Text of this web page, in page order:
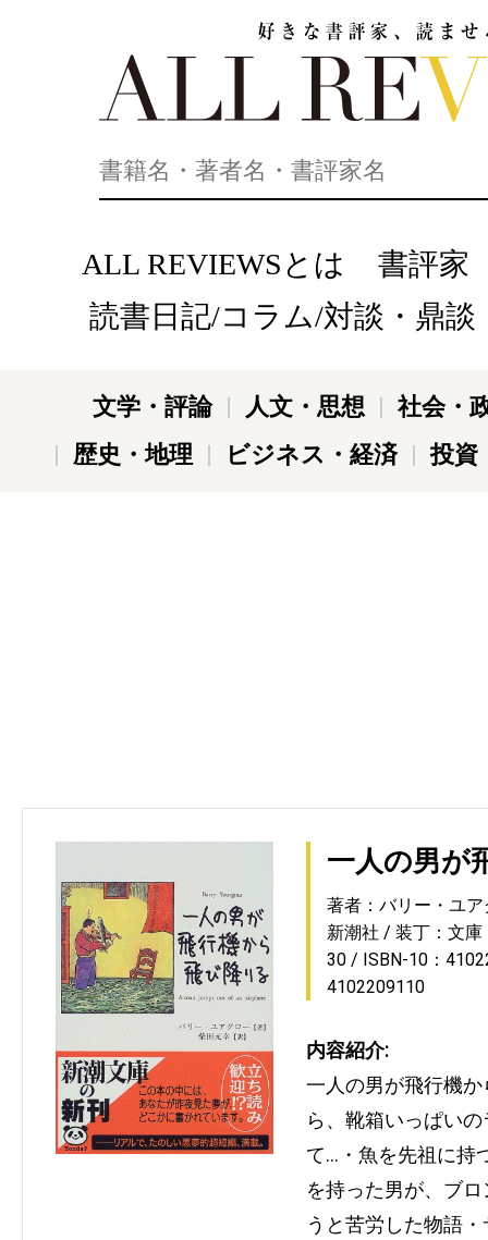
ALL REVIEWSとは
書評家
読書日記/コラム/対談・鼎談
文学・評論 人文・思想
社会・
歴史・地理
ビジネス・経済 投資
一人の男が
著者：バリー・ユア
新潮社
装丁：文庫
30
ISBN-10：
4102209110
内容紹介:
一人の男が飛行機
ら、靴箱いっぱい
て…・魚を先祖に持
を持った男が、ブ
うと苦労した物語